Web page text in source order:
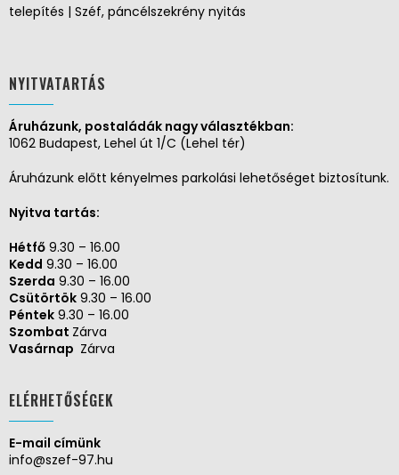
telepítés | Széf, páncélszekrény nyitás
NYITVATARTÁS
Áruházunk, postaládák nagy választékban:
1062 Budapest, Lehel út 1/C (Lehel tér)
Áruházunk előtt kényelmes parkolási lehetőséget biztosítunk.
Nyitva tartás:
Hétfő 9.30 – 16.00
Kedd 9.30 – 16.00
Szerda 9.30 – 16.00
Csütörtök 9.30 – 16.00
Péntek 9.30 – 16.00
Szombat Zárva
Vasárnap Zárva
ELÉRHETŐSÉGEK
E-mail címünk
info@szef-97.hu